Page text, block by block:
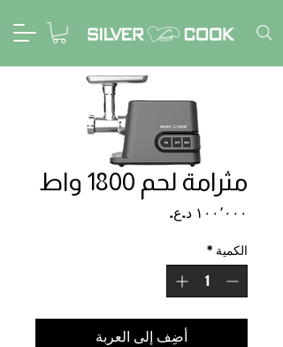
مثرامة لحم 1800 واط
السعر
الكمية *
أضِف إلى العربة